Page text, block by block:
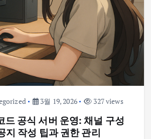
3월 19, 2026 327 views
드 공식 서버 운영: 채널 구성
지 작성 팁과 권한 관리